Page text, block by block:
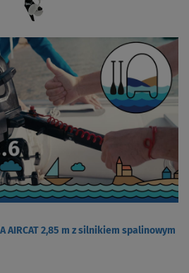
AIRCAT 2,85 m z silnikiem spalinowym